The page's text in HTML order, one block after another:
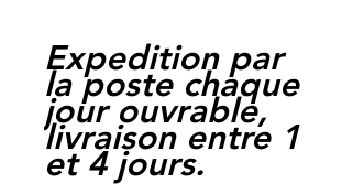
Expedition par
la poste chaque
jour ouvrable,
livraison entre 1
et 4 jours.